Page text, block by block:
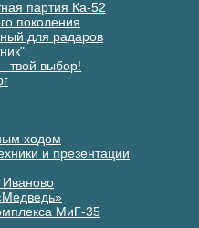
партия Ка-52
поколения
для радаров
твой выбор!
ходом
и презентации
МиГ-35